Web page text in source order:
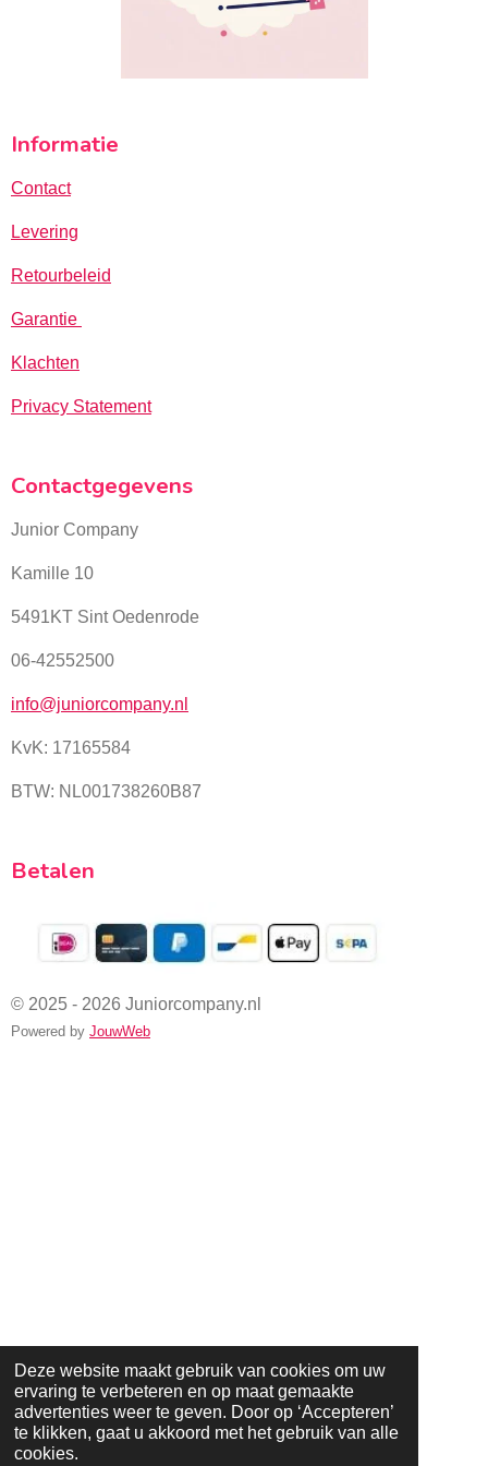
Deze website maakt gebruik van cookies om uw
ervaring te verbeteren en op maat gemaakte
advertenties weer te geven. Door op ‘Accepteren’
te klikken, gaat u akkoord met het gebruik van alle
cookies.
Informatie
Contact
Levering
Retourbeleid
Garantie
Klachten
Privacy Statement
Contactgegevens
Junior Company
Kamille 10
5491KT Sint Oedenrode
06-42552500
info@juniorcompany.nl
KvK: 17165584
BTW: NL001738260B87
Betalen
© 2025 - 2026 Juniorcompany.nl
Powered by JouwWeb